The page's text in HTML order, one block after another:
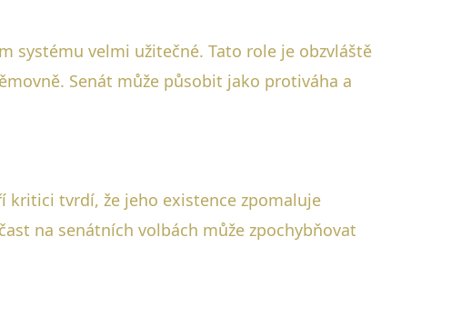
systému velmi užitečné. Tato role je obzvláště
Senát může působit jako protiváha a
kritici tvrdí, že jeho existence zpomaluje
na senátních volbách může zpochybňovat